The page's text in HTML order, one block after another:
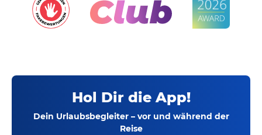
Hol Dir die App!
Dein Urlaubsbegleiter – vor und während der
Reise